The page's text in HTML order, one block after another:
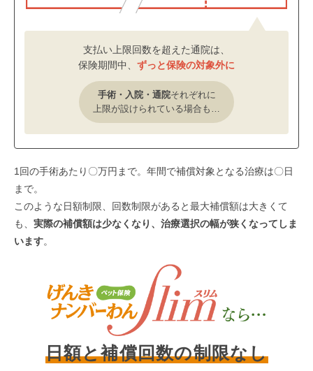
支払い上限回数を超えた通院は、
保険期間中、 ずっと保険の対象外に
手術・入院・通院それぞれに
上限が設けられている場合も…
1回の手術あたり〇万円まで。年間で補償対象となる治療は〇日
まで。
このような日額制限、回数制限があると最大補償額は大きくて
も、 実際の補償額は少なくなり、治療選択の幅が狭くなってしま
います。
日額と補償回数の制限なし